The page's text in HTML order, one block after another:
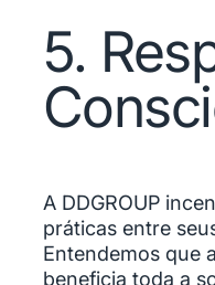
5.
A DDGROUP
práticas entre
Entendemos que
beneficia toda a